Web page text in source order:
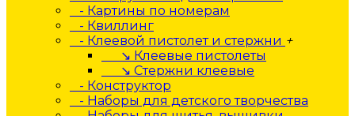
- Картины по номерам
- Квиллинг
- Клеевой пистолет и стержни +
↘ Клеевые пистолеты
↘ Стержни клеевые
- Конструктор
- Наборы для детского творчества